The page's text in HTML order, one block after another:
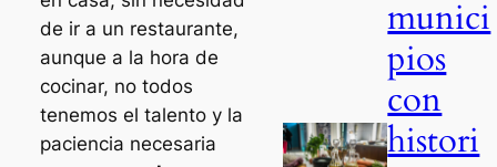
de ir a un restaurante,
aunque a la hora de
cocinar, no todos
tenemos el talento y la
paciencia necesaria
munici
pios
con
histori